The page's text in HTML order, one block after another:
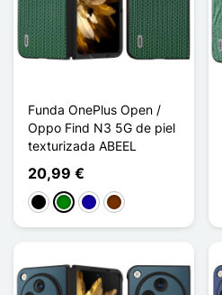
Funda OnePlus Open /
Oppo Find N3 5G de piel
texturizada ABEEL
20,99 €
NegroVerdeAzul oscuro
Café